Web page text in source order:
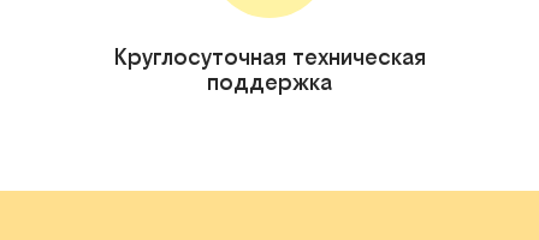
Круглосуточная техническая
поддержка